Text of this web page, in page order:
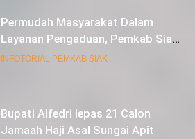
Permudah Masyarakat Dalam
Layanan Pengaduan, Pemkab Siak
Luncurkan Aplikasi SIP PUAN
INFOTORIAL PEMKAB SIAK
Bupati Alfedri lepas 21 Calon
Jamaah Haji Asal Sungai Apit